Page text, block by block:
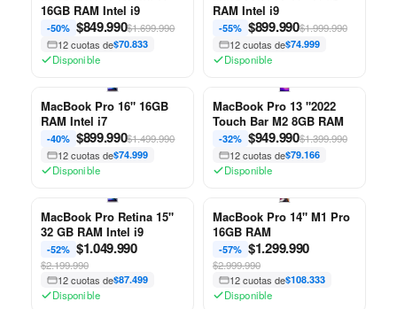
16GB RAM Intel i9
-50% $849.990$1.699.990
12 cuotas de$70.833
Disponible
RAM Intel i9
-55% $899.990$1.999.990
12 cuotas de$74.999
Disponible
MacBook Pro 16" 16GB
RAM Intel i7
-40% $899.990$1.499.990
12 cuotas de$74.999
Disponible
MacBook Pro 13 "2022
Touch Bar M2 8GB RAM
-32% $949.990$1.399.990
12 cuotas de$79.166
Disponible
MacBook Pro Retina 15"
32 GB RAM Intel i9
-52% $1.049.990
$2.199.990
12 cuotas de$87.499
Disponible
MacBook Pro 14" M1 Pro
16GB RAM
-57% $1.299.990
$2.999.990
12 cuotas de$108.333
Disponible